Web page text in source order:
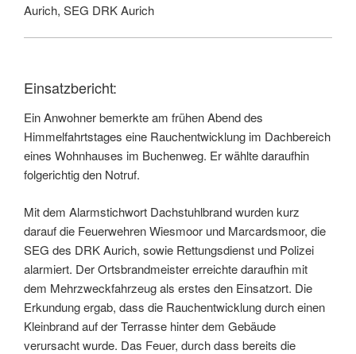
Aurich, SEG DRK Aurich
Einsatzbericht:
Ein Anwohner bemerkte am frühen Abend des
Himmelfahrtstages eine Rauchentwicklung im Dachbereich
eines Wohnhauses im Buchenweg. Er wählte daraufhin
folgerichtig den Notruf.
Mit dem Alarmstichwort Dachstuhlbrand wurden kurz
darauf die Feuerwehren Wiesmoor und Marcardsmoor, die
SEG des DRK Aurich, sowie Rettungsdienst und Polizei
alarmiert. Der Ortsbrandmeister erreichte daraufhin mit
dem Mehrzweckfahrzeug als erstes den Einsatzort. Die
Erkundung ergab, dass die Rauchentwicklung durch einen
Kleinbrand auf der Terrasse hinter dem Gebäude
verursacht wurde. Das Feuer, durch dass bereits die